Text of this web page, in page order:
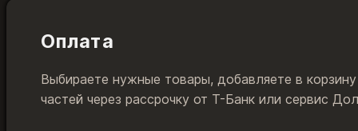
Оплата
Выбираете нужные товары, добавляете в
частей через рассрочку от Т-Банк или сервис